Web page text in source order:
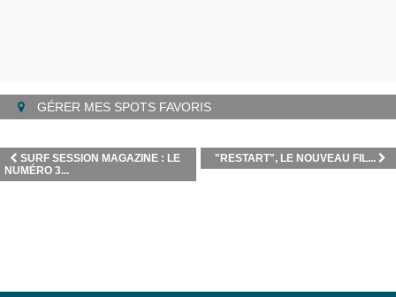
GÉRER MES SPOTS FAVORIS
"RESTART", LE NOUVEAU FIL...
SURF SESSION MAGAZINE : LE
NUMÉRO 3...